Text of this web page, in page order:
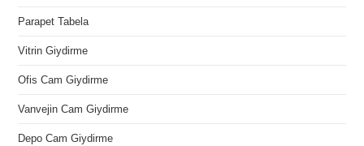
Parapet Tabela
Vitrin Giydirme
Ofis Cam Giydirme
Vanvejin Cam Giydirme
Depo Cam Giydirme